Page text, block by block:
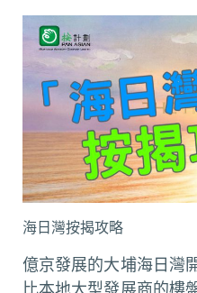
c
e
o
k
t
s
A
p
p
h
t
a
l
L
i
n
k
海日灣按揭攻略
億京發展的大埔海日灣
比本地大型發展商的樓